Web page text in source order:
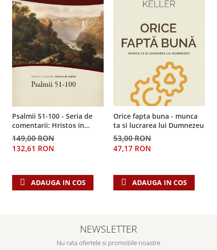
Psalmii 51-100 - Seria de
comentarii: Hristos in
centru
149,00 RON
132,61 RON
ADAUGA IN COS
Orice fapta buna - munca
ta si lucrarea lui Dumnezeu
53,00 RON
47,17 RON
ADAUGA IN COS
NEWSLETTER
Nu rata ofertele si promotiile noastre